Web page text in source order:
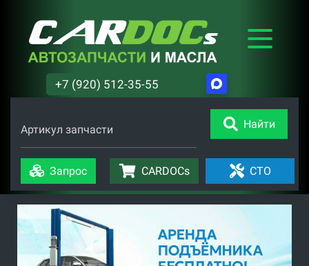
+7 (920) 512-35-55
Артикул запчасти Найти
Запрос CARDOCs СТО